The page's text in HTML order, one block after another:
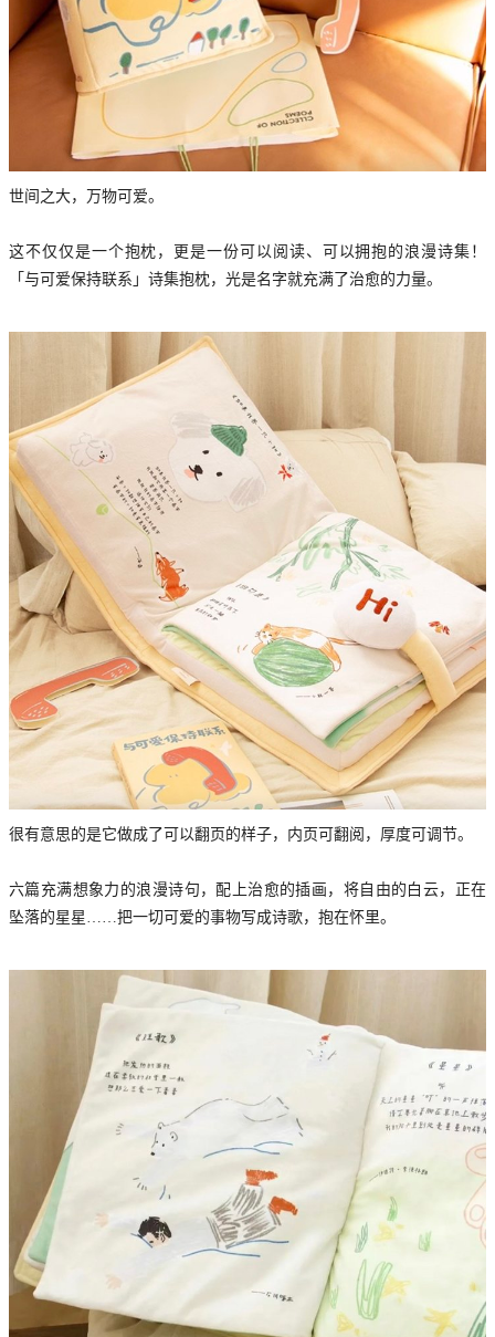
世间之大，万物可爱。
这不仅仅是一个抱枕，更是一份可以阅读、可以拥抱的浪漫诗集！
「与可爱保持联系」诗集抱枕，光是名字就充满了治愈的力量。
很有意思的是它做成了可以翻页的样子，内页可翻阅，厚度可调节。
六篇充满想象力的浪漫诗句，配上治愈的插画，将自由的白云，正在
坠落的星星……把一切可爱的事物写成诗歌，抱在怀里。